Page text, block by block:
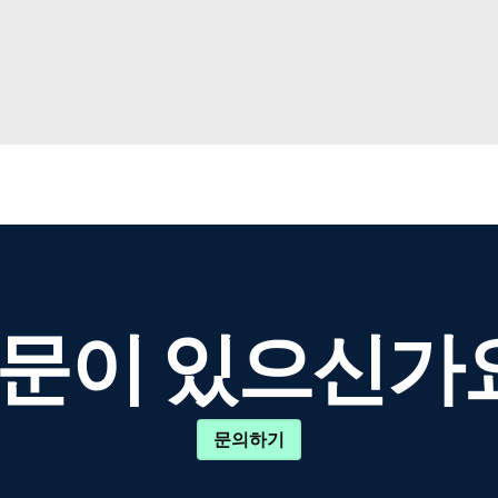
이 있으신가
문의하기